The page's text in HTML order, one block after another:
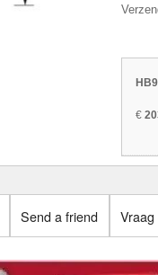
€
Send a friend